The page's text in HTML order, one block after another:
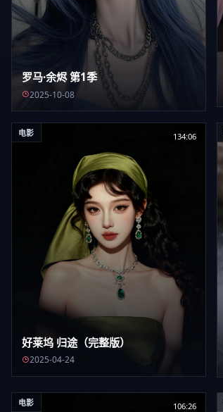
罗马·余烬 第1季
2025-10-08
电影 134:06
好莱坞 归途（完整版）
2025-04-24
电影 106:26